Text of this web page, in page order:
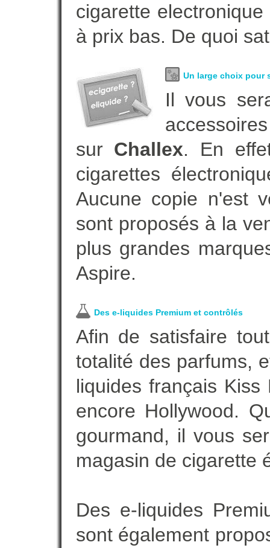
cigarette
à prix bas. De quoi
Un large choix pour
Il vous
sur Challex. En
cigarettes
Aucune copie n'est
sont proposés à la
plus grandes
Aspire.
Des e-liquides Premium et contrôlés
Afin de satisfaire
totalité des parfums,
liquides français
encore Hollywood.
gourmand, il vous
magasin de cigarette
Des e-liquides
sont également